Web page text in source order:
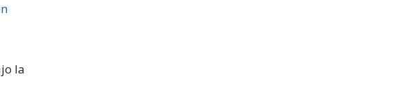
la